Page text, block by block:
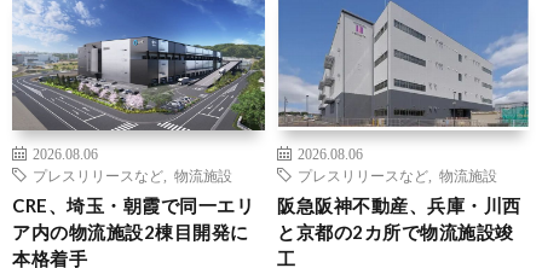
2026.08.06
プレスリリースなど
物流施設
CRE、埼玉・朝霞で同一エリ
ア内の物流施設2棟目開発に
本格着手
2026.08.06
プレスリリースなど
物流施設
阪急阪神不動産、兵庫・川西
と京都の2カ所で物流施設竣
工